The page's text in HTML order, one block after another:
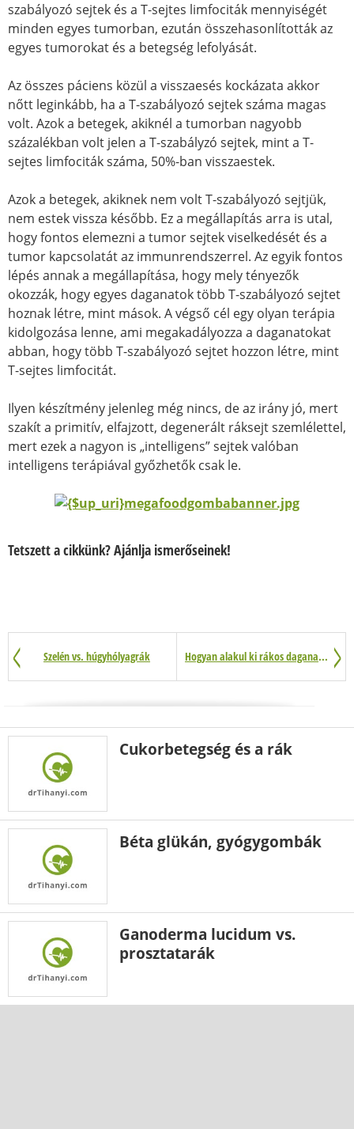
szabályozó sejtek és a T-sejtes limfociták mennyiségét
minden egyes tumorban, ezután összehasonlították az
egyes tumorokat és a betegség lefolyását.
Az összes páciens közül a visszaesés kockázata akkor
nőtt leginkább, ha a T-szabályozó sejtek száma magas
volt. Azok a betegek, akiknél a tumorban nagyobb
százalékban volt jelen a T-szabályzó sejtek, mint a T-
sejtes limfociták száma, 50%-ban visszaestek.
Azok a betegek, akiknek nem volt T-szabályozó sejtjük,
nem estek vissza később. Ez a megállapítás arra is utal,
hogy fontos elemezni a tumor sejtek viselkedését és a
tumor kapcsolatát az immunrendszerrel. Az egyik fontos
lépés annak a megállapítása, hogy mely tényezők
okozzák, hogy egyes daganatok több T-szabályozó sejtet
hoznak létre, mint mások. A végső cél egy olyan terápia
kidolgozása lenne, ami megakadályozza a daganatokat
abban, hogy több T-szabályozó sejtet hozzon létre, mint
T-sejtes limfocitát.
Ilyen készítmény jelenleg még nincs, de az irány jó, mert
szakít a primitív, elfajzott, degenerált ráksejt szemlélettel,
mert ezek a nagyon is „intelligens” sejtek valóban
intelligens terápiával győzhetők csak le.
Tetszett a cikkünk? Ajánlja ismerőseinek!
Szelén vs. húgyhólyagrák Hogyan alakul ki rákos daganat a mutációk során?
Cukorbetegség és a rák
Béta glükán, gyógygombák
Ganoderma lucidum vs.
prosztatarák